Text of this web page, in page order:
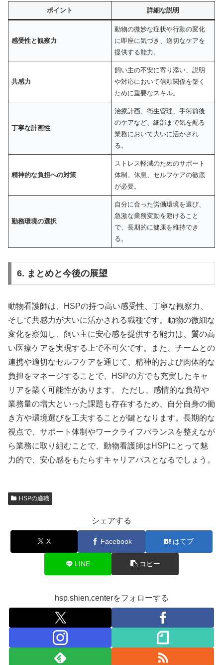
ポイント 詳細な説明
感受性と観察力
動物の微妙な症状や行動の変化
に即座に気づき、適切なケアを
提供する能力。
共感力
飼い主の不安に寄り添い、説明
や対応において信頼関係を築く
ために重要なスキル。
丁寧な計画性
治療計画、衛生管理、手術前後
のケアなど、細部まで気を配る
業務において大いに活かされ
る。
精神的な負担への対策
ストレス軽減のためのサポート
体制、休息、セルフケアの徹底
が必要。
勤務環境の選択
自分に合った労働環境を選び、
急激な業務変動を避けること
で、長期的に健康を維持でき
る。
6. まとめと今後の展望
動物看護師は、HSPの持つ高い感受性、丁寧な観察力、
そして共感力が大いに活かされる職種です。動物の微細な
変化を察知し、飼い主に安心感を提供する能力は、質の高
い医療ケアを実現する上で不可欠です。また、チームとの
連携や適切なセルフケアを通じて、精神的および肉体的な
負担をマネージすることで、HSPの方でも充実したキャ
リアを築く可能性があります。 ただし、感情的な負荷や
業務量の増大といった課題も存在するため、自分自身の働
き方や環境選びを工夫することが鍵となります。長期的な
視点で、サポート体制やワークライフバランスを整えなが
ら業務に取り組むことで、動物看護師はHSPにとって魅
力的で、安心感をもたらすキャリアパスとなるでしょう。
HSPの適職
シェアする
X Facebook はてブ
LINE コピー
hsp.shien.centerをフォローする